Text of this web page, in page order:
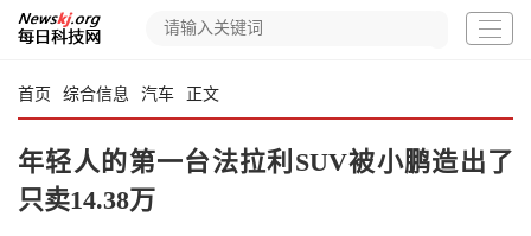
首页 综合信息 汽车 正文
年轻人的第一台法拉利SUV被小鹏造出了
只卖14.38万